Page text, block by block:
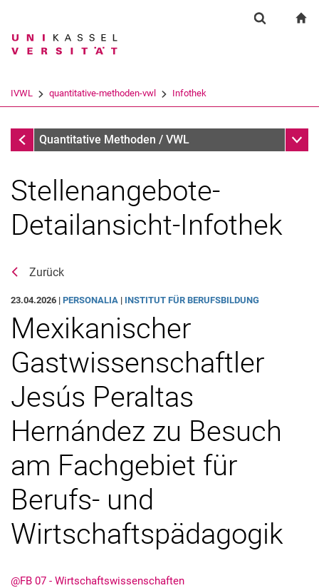
Springe direkt zu: Inhalt
Springe direkt zu: Suche
Springe direkt zu:
Suchbegriff
Suchen (öffnet externen Link in einem
IVWL quantitative-methoden-vwl Infothek
InfothekQuantitative Methoden / VWL
Aktuelles
Sprechzeiten
Hinweise zu E-Mails
Anerkennung
Vorkurs Mathematik
Stellenangebote-
Detailansicht-Infothek
Zurück
23.04.2026 | PERSONALIA | INSTITUT FÜR BERUFSBILDUNG
Mexikanischer
Gastwissenschaftler
Jesús Peraltas
Hernández zu Besuch
am Fachgebiet für
Berufs- und
Wirtschaftspädagogik
@FB 07 - Wirtschaftswissenschaften